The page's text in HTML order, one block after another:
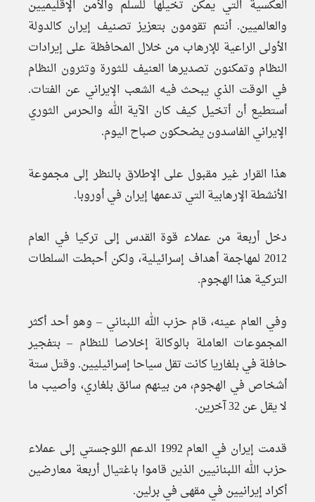
العكسية التي يمكن تخيلها للسلم والأمن الإقليميين
والعالميين. أنتم تقومون بتعزيز تصنيف إيران كالدولة
الأولى الراعية للإرهاب من خلال المحافظة على إيرادات
النظام وتمكنون تصديرها العنيف للثورة وتثرون النظام
في الوقت الذي يبحث فيه الشعب الإيراني عن الفتات.
أستطيع أن أتخيل كيف كان الآية الله والحرس الثوري
الإيراني الفاسدون يضحكون صباح اليوم.
هذا القرار غير مقبول على الإطلاق بالنظر إلى مجموعة
الأنشطة الإرهابية التي تدعمها إيران في أوروبا.
دخل أربعة من عملاء قوة القدس إلى تركيا في العام
2012 لمهاجمة أهداف إسرائيلية، ولكن أحبطت السلطات
التركية هذا الهجوم.
وفي العام عينه، قام حزب الله اللبناني – وهو أحد أكثر
المجموعات العاملة بالوكالة إخلاصا للنظام – بتفجير
حافلة في بلغاريا كانت تقل سياحا إسرائيليين. وقتل ستة
أشخاص في الهجوم، من بينهم سائق بلغاري، وأصيب ما
لا يقل عن 32 آخرين.
قدمت إيران في العام 1992 الدعم اللوجستي إلى عملاء
حزب الله اللبنانيين الذين قاموا باغتيال أربعة معارضين
أكراد إيرانيين في مقهى في برلين.